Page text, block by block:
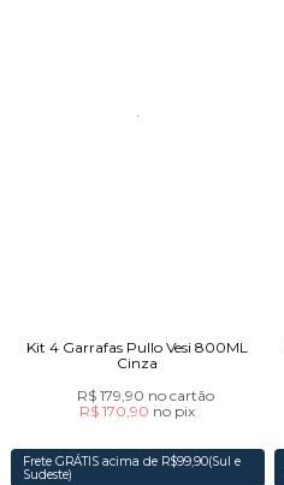
Kit 4 Garrafas Pullo Vesi 800ML
Cinza
R$ 179,90 no cartão
R$ 170,90 no pix
Frete GRÁTIS acima de R$99,90(Sul e
Sudeste)